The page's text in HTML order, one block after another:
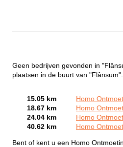
Geen bedrijven gevonden in
plaatsen in de buurt van "Flânsum".
15.05 km
Homo
18.67 km
Homo
24.04 km
Homo
40.62 km
Homo
Bent of kent u een Homo